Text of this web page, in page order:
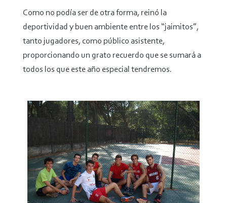
Como no podía ser de otra forma, reinó la
deportividad y buen ambiente entre los “jaimitos”,
tanto jugadores, como público asistente,
proporcionando un grato recuerdo que se sumará a
todos los que este año especial tendremos.